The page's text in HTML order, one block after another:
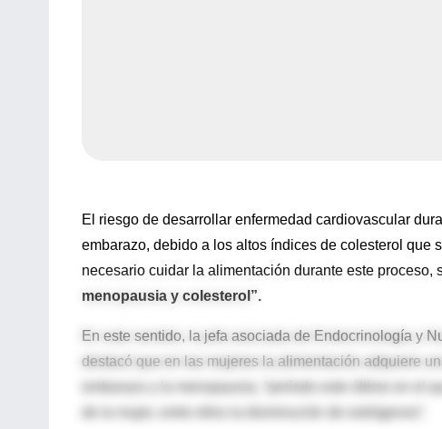
El riesgo de desarrollar enfermedad cardiovascular
embarazo, debido a los altos índices de colesterol que
necesario cuidar la alimentación durante este
menopausia y colesterol”.
En este sentido, la jefa asociada de Endocrinología y
destacó que en las mujeres la alimentación adquiere
embarazo y la menopausia, “período este último en el
de la mujer, entre ellos la disminución de estrógenos”.